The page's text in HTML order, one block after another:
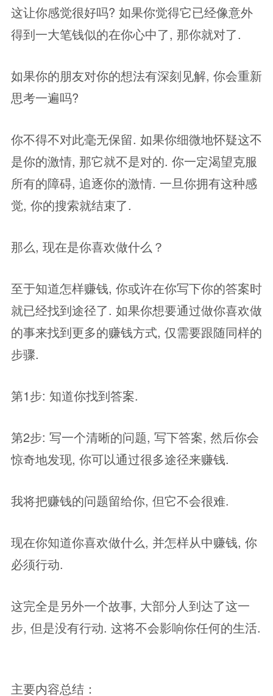
这让你感觉很好吗? 如果你觉得它已经像意外
得到一大笔钱似的在你心中了, 那你就对了.
如果你的朋友对你的想法有深刻见解, 你会重新
思考一遍吗?
你不得不对此毫无保留. 如果你细微地怀疑这不
是你的激情, 那它就不是对的. 你一定渴望克服
所有的障碍, 追逐你的激情. 一旦你拥有这种感
觉, 你的搜索就结束了.
那么, 现在是你喜欢做什么？
至于知道怎样赚钱, 你或许在你写下你的答案时
就已经找到途径了. 如果你想要通过做你喜欢做
的事来找到更多的赚钱方式, 仅需要跟随同样的
步骤.
第1步: 知道你找到答案.
第2步: 写一个清晰的问题, 写下答案, 然后你会
惊奇地发现, 你可以通过很多途径来赚钱.
我将把赚钱的问题留给你, 但它不会很难.
现在你知道你喜欢做什么, 并怎样从中赚钱, 你
必须行动.
这完全是另外一个故事, 大部分人到达了这一
步, 但是没有行动. 这将不会影响你任何的生活.
主要内容总结：